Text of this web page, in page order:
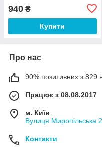
940 ₴
Купити
Про нас
90% позитивних з 829
Працює з 08.08.2017
м. Київ
Вулиця Миропільська
Контакти